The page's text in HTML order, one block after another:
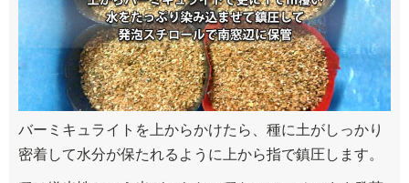
バーミキュライトを上からかけたら、種に土がしっかり
密着して水分が保たれるように上から指で鎮圧します。